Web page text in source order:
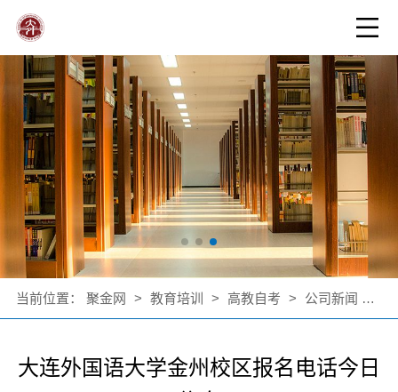
当前位置： 聚金网 > 教育培训 > 高教自考 > 公司新闻 >
大连外国语大学金州校区报名电话今日